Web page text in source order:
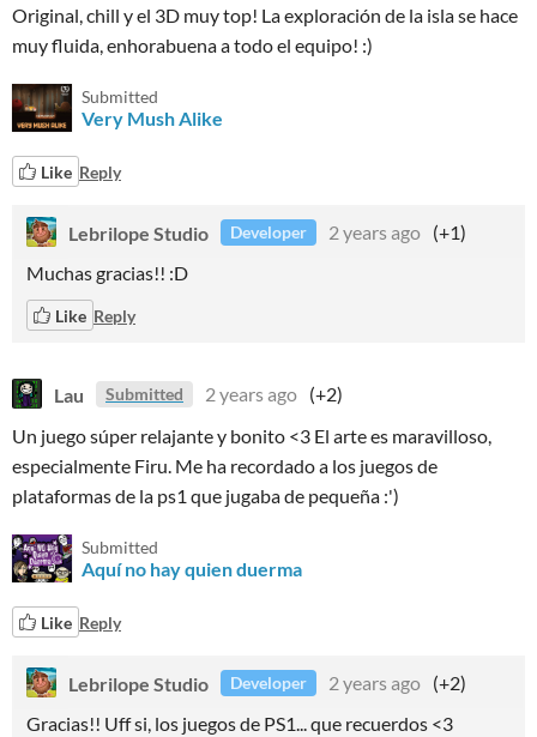
Original, chill y el 3D muy top! La exploración de la isla se hace
muy fluida, enhorabuena a todo el equipo! :)
Submitted
Very Mush Alike
Like Reply
Lebrilope Studio Developer 2 years ago (+1)
Muchas gracias!! :D
Like Reply
Lau Submitted 2 years ago (+2)
Un juego súper relajante y bonito <3 El arte es maravilloso,
especialmente Firu. Me ha recordado a los juegos de
plataformas de la ps1 que jugaba de pequeña :')
Submitted
Aquí no hay quien duerma
Like Reply
Lebrilope Studio Developer 2 years ago (+2)
Gracias!! Uff si, los juegos de PS1... que recuerdos <3